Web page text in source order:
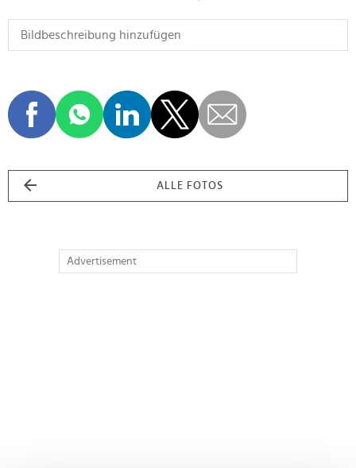
ALLE FOTOS
Advertisement